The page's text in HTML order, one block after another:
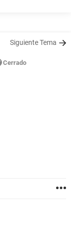
Siguiente Tema
Cerrado